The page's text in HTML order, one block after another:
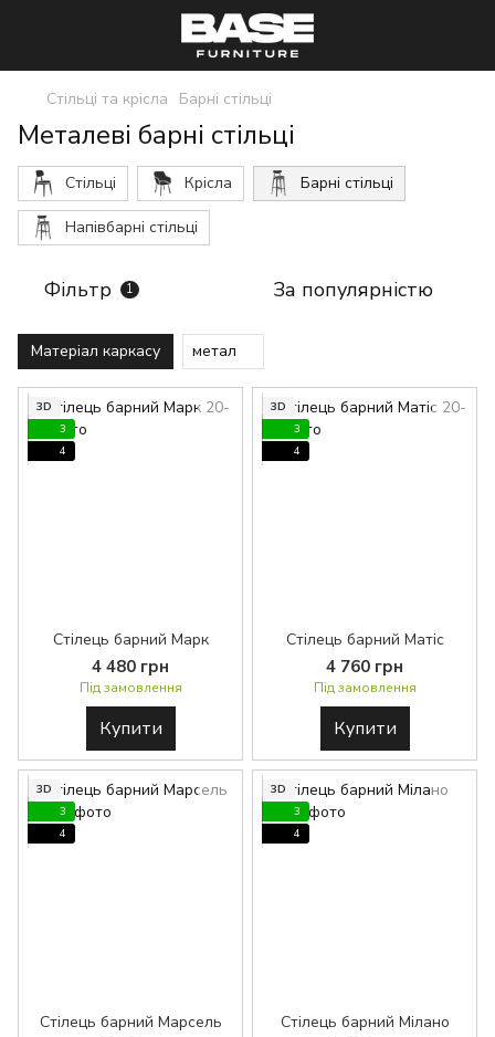
Стільці та крісла Барні стільці
Металеві барні стільці
Стільці Крісла Барні стільці
Напівбарні стільці
Фільтр 1 За популярністю
Матеріал каркасу метал
3D
3
4
Стілець барний Марк
4 480 грн
Під замовлення
Купити
3D
3
4
Стілець барний Матіс
4 760 грн
Під замовлення
Купити
3D
3
4
Стілець барний Марсель
3D
3
4
Стілець барний Мілано